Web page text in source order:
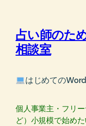
占い師のた
相談室
はじめての
個人事業主・フリ
ど）小規模で始め